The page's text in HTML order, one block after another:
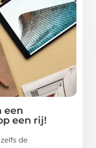
een
een rij!
de